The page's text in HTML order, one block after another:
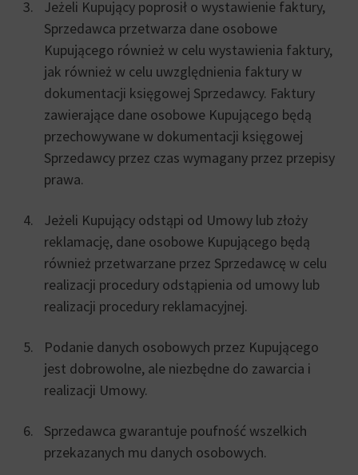
Jeżeli Kupujący poprosił o wystawienie faktury,
Sprzedawca przetwarza dane osobowe
Kupującego również w celu wystawienia faktury,
jak również w celu uwzględnienia faktury w
dokumentacji księgowej Sprzedawcy. Faktury
zawierające dane osobowe Kupującego będą
przechowywane w dokumentacji księgowej
Sprzedawcy przez czas wymagany przez przepisy
prawa.
Jeżeli Kupujący odstąpi od Umowy lub złoży
reklamację, dane osobowe Kupującego będą
również przetwarzane przez Sprzedawcę w celu
realizacji procedury odstąpienia od umowy lub
realizacji procedury reklamacyjnej.
Podanie danych osobowych przez Kupującego
jest dobrowolne, ale niezbędne do zawarcia i
realizacji Umowy.
Sprzedawca gwarantuje poufność wszelkich
przekazanych mu danych osobowych.